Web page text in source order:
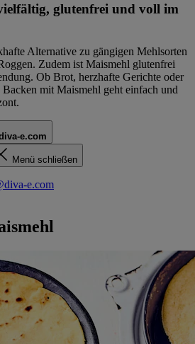
glutenfrei und voll im
Alternative zu gängigen Mehlsorten
Zudem ist Maismehl glutenfrei
Ob Brot, herzhafte Gerichte oder
mit Maismehl geht einfach und
e.com
Menü schließen
e.com